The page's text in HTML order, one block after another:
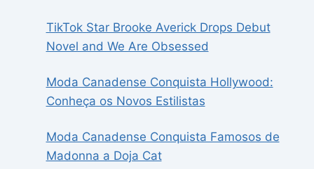
TikTok Star Brooke Averick Drops Debut
Novel and We Are Obsessed
Moda Canadense Conquista Hollywood:
Conheça os Novos Estilistas
Moda Canadense Conquista Famosos de
Madonna a Doja Cat